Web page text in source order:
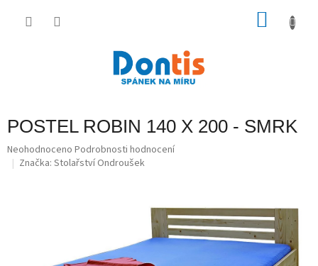
POSTEL ROBIN 140 X 200 - SMRK
Průměrné
hodnocení
Neohodnoceno Podrobnosti hodnocení
Značka: Stolařství Ondroušek